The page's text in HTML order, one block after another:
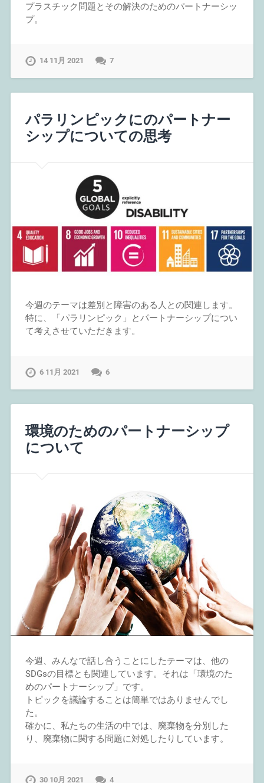
プラスチック問題とその解決のためのパートナーシッ
プ。
14 11月 2021 7
パラリンピックにのパートナー
シップについての思考
今週のテーマは差別と障害のある人との関連します。
特に、「パラリンピック」とパートナーシップについ
て考えさせていただきます。
6 11月 2021 6
環境のためのパートナーシップ
について
今週、みんなで話し合うことにしたテーマは、他の
SDGsの目標とも関連しています。それは「環境のた
めのパートナーシップ」です。
トピックを議論することは簡単ではありませんでし
た。
確かに、私たちの生活の中では、廃棄物を分別した
り、廃棄物に関する問題に対処したりしています。
30 10月 2021 4